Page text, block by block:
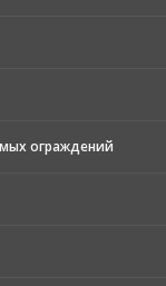
ограждений